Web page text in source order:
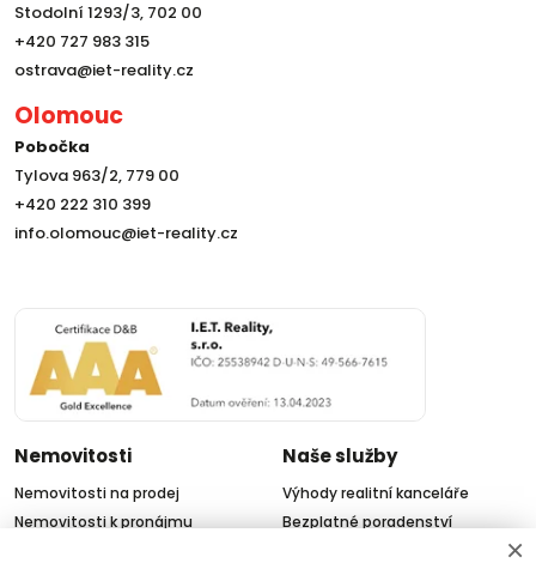
Stodolní 1293/3, 702 00
+420 727 983 315
ostrava@iet-reality.cz
Olomouc
Pobočka
Tylova 963/2, 779 00
+420 222 310 399
info.olomouc@iet-reality.cz
Nemovitosti
Nemovitosti na prodej
Nemovitosti k pronájmu
Naše služby
Výhody realitní kanceláře
Bezplatné poradenství
×